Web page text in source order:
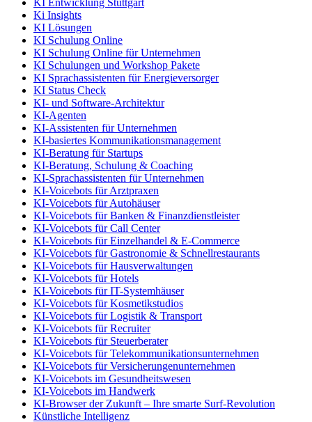
Ki Insights
KI Lösungen
KI Schulung Online
KI Schulung Online für Unternehmen
KI Schulungen und Workshop Pakete
KI Sprachassistenten für Energieversorger
KI Status Check
KI- und Software-Architektur
KI-Agenten
KI-Assistenten für Unternehmen
KI-basiertes Kommunikationsmanagement
KI-Beratung für Startups
KI-Beratung, Schulung & Coaching
KI-Sprachassistenten für Unternehmen
KI-Voicebots für Arztpraxen
KI-Voicebots für Autohäuser
KI-Voicebots für Banken & Finanzdienstleister
KI-Voicebots für Call Center
KI-Voicebots für Einzelhandel & E-Commerce
KI-Voicebots für Gastronomie & Schnellrestaurants
KI-Voicebots für Hausverwaltungen
KI-Voicebots für Hotels
KI-Voicebots für IT-Systemhäuser
KI-Voicebots für Kosmetikstudios
KI-Voicebots für Logistik & Transport
KI-Voicebots für Recruiter
KI-Voicebots für Steuerberater
KI-Voicebots für Telekommunikationsunternehmen
KI-Voicebots für Versicherungenunternehmen
KI-Voicebots im Gesundheitswesen
KI-Voicebots im Handwerk
KI‑Browser der Zukunft – Ihre smarte Surf‑Revolution
Künstliche Intelligenz